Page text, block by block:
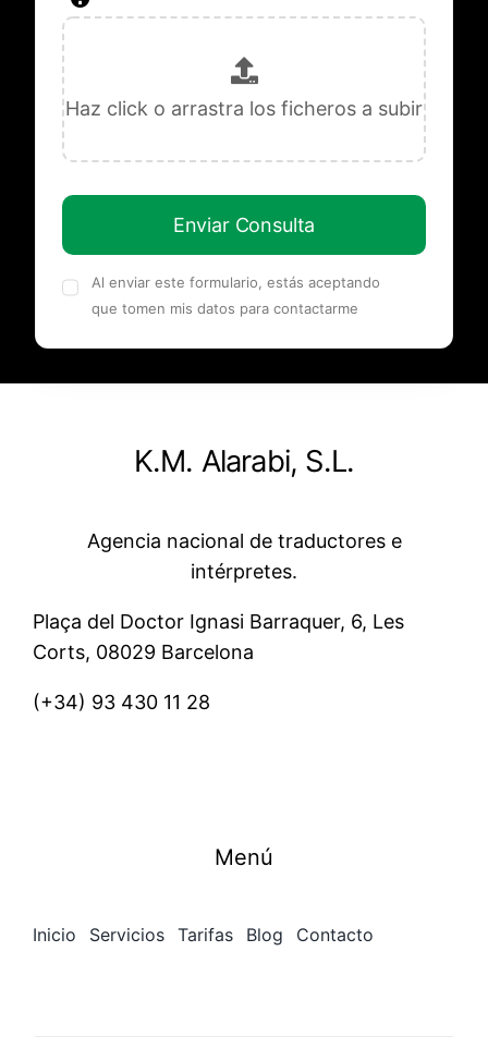
Enviar Consulta
Al enviar este formulario, estás aceptando
que tomen mis datos para contactarme
K.M. Alarabi, S.L.
Agencia nacional de traductores e
intérpretes.
Plaça del Doctor Ignasi Barraquer, 6, Les
Corts, 08029 Barcelona
(+34) 93 430 11 28
Menú
Inicio Servicios Tarifas Blog Contacto